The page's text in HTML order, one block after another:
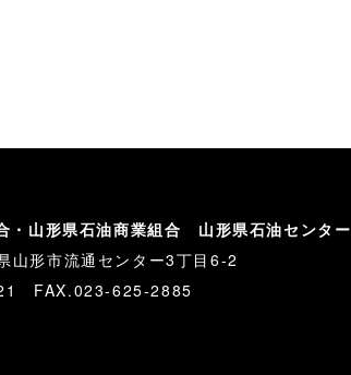
・山形県石油商業組合 山形県石油センター
山形市流通センター3丁目6-2
FAX.023-625-2885